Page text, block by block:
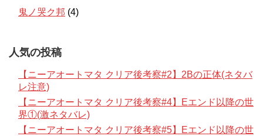
鬼ノ哭ク邦 (4)
人気の投稿
【ニーアオートマタ クリア後考察#2】2Bの正体(ネタバ
レ注意)
【ニーアオートマタ クリア後考察#4】Eエンド以降の世
界①(激ネタバレ)
【ニーアオートマタ クリア後考察#5】Eエンド以降の世